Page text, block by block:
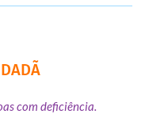
com deficiência.